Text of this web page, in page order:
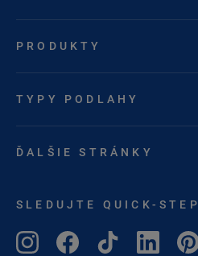
PRODUKTY
TYPY PODLAHY
ĎALŠIE STRÁNKY
SLEDUJTE QUICK-STEP